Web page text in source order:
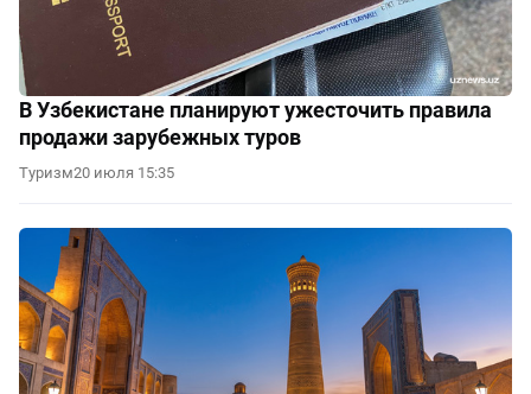
В Узбекистане планируют ужесточить правила
продажи зарубежных туров
Туризм20 июля 15:35